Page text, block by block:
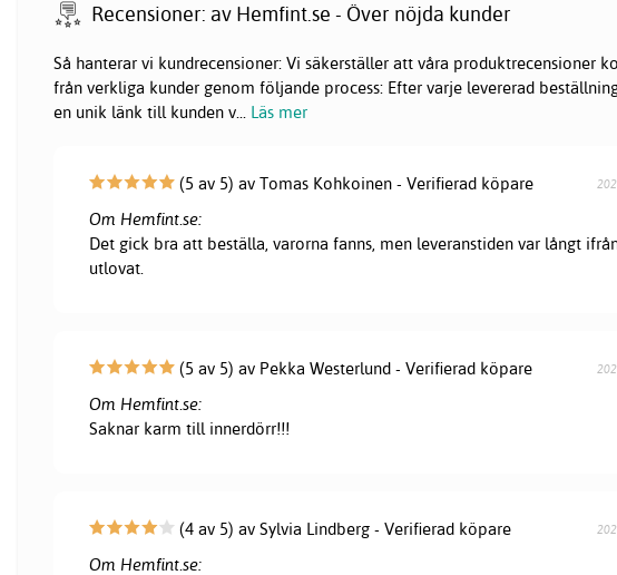
Recensioner: av Hemfint.se - Över nöjda kunder
Så hanterar vi kundrecensioner: Vi säkerställer att våra produktrecensioner
från verkliga kunder genom följande process: Efter varje levererad
en unik länk till kunden v
Läs mer
(5 av 5) av Tomas Kohkoinen - Verifierad köpare
Om Hemfint.se:
Det gick bra att beställa, varorna fanns, men leveranstiden var långt
utlovat.
(5 av 5) av Pekka Westerlund - Verifierad köpare
Om Hemfint.se:
Saknar karm till innerdörr!!!
(4 av 5) av Sylvia Lindberg - Verifierad köpare
Om Hemfint.se: